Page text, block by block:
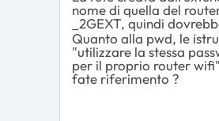
nome di quella del
_2GEXT, quindi
Quanto alla pwd, le
"utilizzare la stessa
per il proprio router
fate riferimento ?